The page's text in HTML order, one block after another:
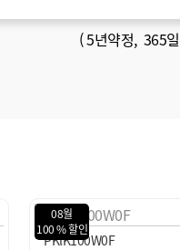
(5년약정, 365일
08월
100 % 할인
PKoP100